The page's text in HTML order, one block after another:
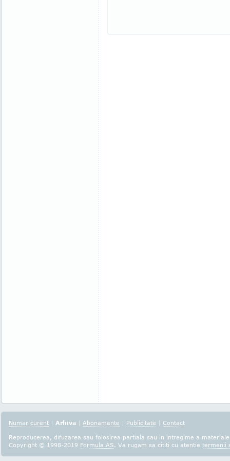
Numar curent | Arhiva | Abonamente | Publicitate | Contact
Reproducerea, difuzarea sau folosirea partiala sau in intregime a
Copyright © 1998-2019 Formula AS. Va rugam sa cititi cu atentie termenii